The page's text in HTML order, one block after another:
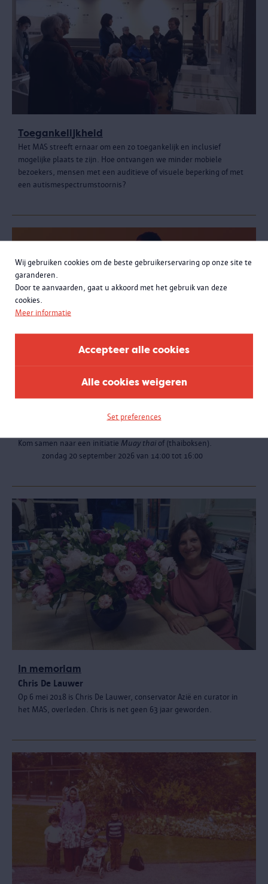
Wij gebruiken cookies om de beste gebruikerservaring op onze site te
garanderen.
Door te aanvaarden, gaat u akkoord met het gebruik van deze
cookies.
Meer informatie
Accepteer alle cookies
Alle cookies weigeren
Set preferences
Toegankelijkheid
Het MAS streeft ernaar om een zo toegankelijk en inclusief
mogelijke plaats te zijn. Hoe ontvangen we minder mobiele
bezoekers, mensen met een auditieve of visuele beperking of met
een autismespectrumstoornis?
Initiatie Muaythai-
Kom samen naar een initiatie Muay thai of (thaiboksen).
zondag 20 september 2026 van 14:00 tot 16:00
In memoriam
Chris De Lauwer
Op 6 mei 2018 is Chris De Lauwer, conservator Azië en curator in
het MAS, overleden. Chris is net geen 63 jaar geworden.